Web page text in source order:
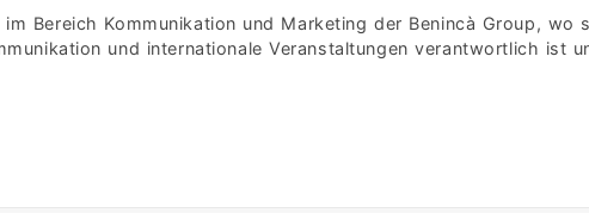
Bereich Kommunikation und Marketing der Benincà Group, wo
und internationale Veranstaltungen verantwortlich ist